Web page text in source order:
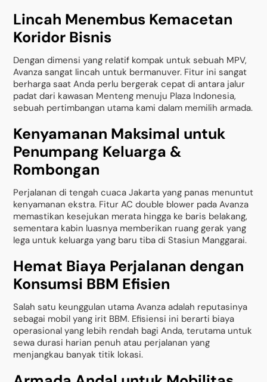
Lincah Menembus Kemacetan
Koridor Bisnis
Dengan dimensi yang relatif kompak untuk sebuah MPV,
Avanza sangat lincah untuk bermanuver. Fitur ini sangat
berharga saat Anda perlu bergerak cepat di antara jalur
padat dari kawasan Menteng menuju Plaza Indonesia,
sebuah pertimbangan utama kami dalam memilih armada.
Kenyamanan Maksimal untuk
Penumpang Keluarga &
Rombongan
Perjalanan di tengah cuaca Jakarta yang panas menuntut
kenyamanan ekstra. Fitur AC double blower pada Avanza
memastikan kesejukan merata hingga ke baris belakang,
sementara kabin luasnya memberikan ruang gerak yang
lega untuk keluarga yang baru tiba di Stasiun Manggarai.
Hemat Biaya Perjalanan dengan
Konsumsi BBM Efisien
Salah satu keunggulan utama Avanza adalah reputasinya
sebagai mobil yang irit BBM. Efisiensi ini berarti biaya
operasional yang lebih rendah bagi Anda, terutama untuk
sewa durasi harian penuh atau perjalanan yang
menjangkau banyak titik lokasi.